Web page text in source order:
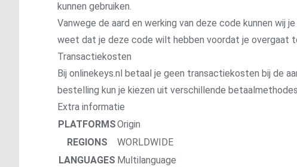
kunnen gebruiken.
Vanwege de aard en werking van deze code kunnen
weet dat je deze code wilt hebben voordat je overgaat
Transactiekosten
Bij onlinekeys.nl betaal je geen transactiekosten bij de
bestelling kun je kiezen uit verschillende
Extra informatie
PLATFORMSOrigin
REGIONS
WORLDWIDE
LANGUAGES Multilanguage